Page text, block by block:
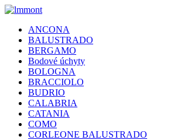
ANCONA
BALUSTRADO
BERGAMO
Bodové úchyty
BOLOGNA
BRACCIOLO
BUDRIO
CALABRIA
CATANIA
COMO
CORLEONE BALUSTRADO